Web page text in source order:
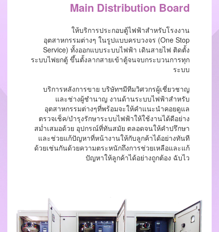
Main Distribution Board
ให้บริการประกอบตู้ไฟฟ้าสําหรับโรงงาน
อุตสาหกรรมต่างๆ ในรูปแบบครบวงจร (One Stop
Service) ทั้งออกแบบระบบไฟฟ้า เดินสายไฟ ติดตั้ง
ระบบไฟยกตู้ ขึ้นตั้งลากสายเข้าตู้จนจบกระบวนการทุก
ระบบ
บริการหลังการขาย บริษัทฯมีทีมวิศวกรผู้เชี่ยวชาญ
และช่างผู้ชํานาญ งานด้านระบบไฟฟ้าสําหรับ
อุตสาหกรรมต่างๆที่พร้อมจะให้คําแนะนําคอยดูแล
ตรวจเช็ค/บํารุงรักษาระบบไฟฟ้าให้ใช้งานได้ดีอย่าง
สม่ำเสมอด้วย อุปกรณ์ที่ทันสมัย ตลอดจนให้คําปรึกษา
และช่วยแก้ปัญหาที่หน้างานให้กับลูกค้าได้อย่างทันที
ด้วยเช่นกันด้วยความตระหนักถึงการช่วยเหลือและแก้
ปัญหาให้ลูกค้าได้อย่างถูกต้อง ฉับไว